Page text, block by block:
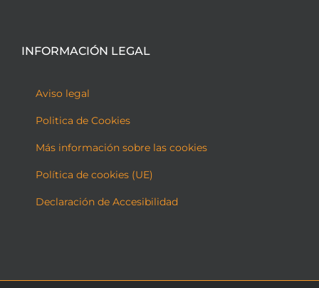
INFORMACIÓN LEGAL
Aviso legal
Politica de Cookies
Más información sobre las cookies
Política de cookies (UE)
Declaración de Accesibilidad